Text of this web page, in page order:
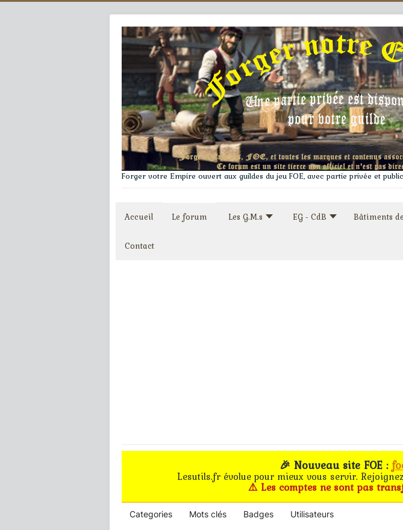
Forger votre Empire ouvert aux guildes du jeu FOE, avec partie privée et
Accueil Le forum Les G.M.s EG - CdB Bâtiments
Contact
🎉 Nouveau site FOE :
Lesutils.fr évolue pour mieux vous servir.
⚠️ Les comptes ne sont pas
Categories Mots clés Badges Utilisateurs